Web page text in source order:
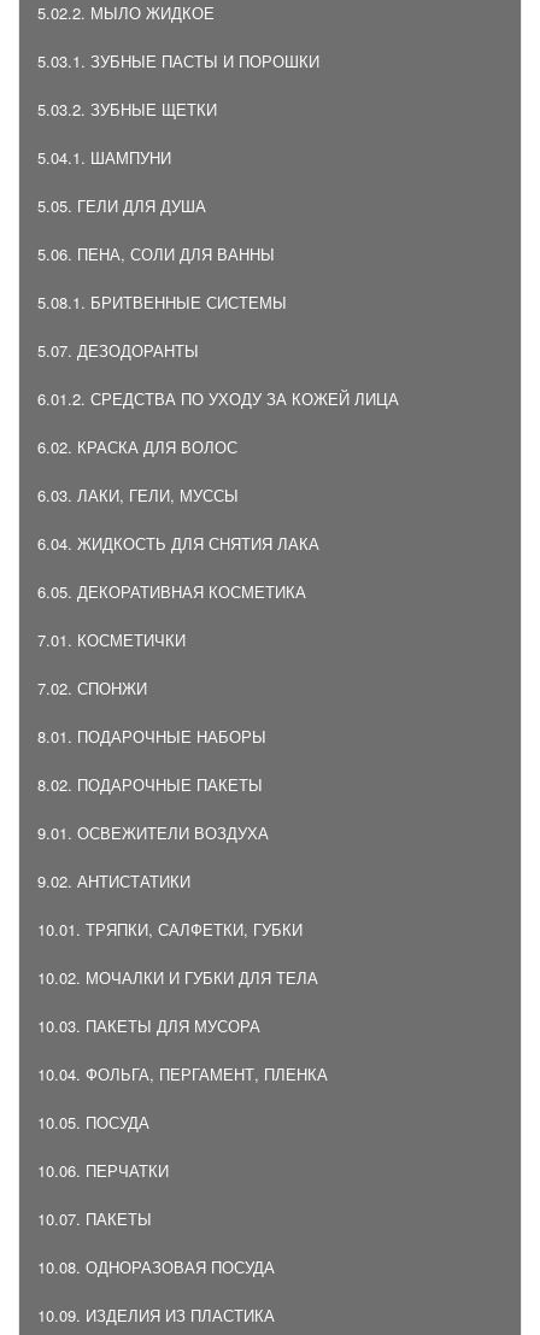
5.02.2. МЫЛО ЖИДКОЕ
5.03.1. ЗУБНЫЕ ПАСТЫ И ПОРОШКИ
5.03.2. ЗУБНЫЕ ЩЕТКИ
5.04.1. ШАМПУНИ
5.05. ГЕЛИ ДЛЯ ДУША
5.06. ПЕНА, СОЛИ ДЛЯ ВАННЫ
5.08.1. БРИТВЕННЫЕ СИСТЕМЫ
5.07. ДЕЗОДОРАНТЫ
6.01.2. СРЕДСТВА ПО УХОДУ ЗА КОЖЕЙ ЛИЦА
6.02. КРАСКА ДЛЯ ВОЛОС
6.03. ЛАКИ, ГЕЛИ, МУССЫ
6.04. ЖИДКОСТЬ ДЛЯ СНЯТИЯ ЛАКА
6.05. ДЕКОРАТИВНАЯ КОСМЕТИКА
7.01. КОСМЕТИЧКИ
7.02. СПОНЖИ
8.01. ПОДАРОЧНЫЕ НАБОРЫ
8.02. ПОДАРОЧНЫЕ ПАКЕТЫ
9.01. ОСВЕЖИТЕЛИ ВОЗДУХА
9.02. АНТИСТАТИКИ
10.01. ТРЯПКИ, САЛФЕТКИ, ГУБКИ
10.02. МОЧАЛКИ И ГУБКИ ДЛЯ ТЕЛА
10.03. ПАКЕТЫ ДЛЯ МУСОРА
10.04. ФОЛЬГА, ПЕРГАМЕНТ, ПЛЕНКА
10.05. ПОСУДА
10.06. ПЕРЧАТКИ
10.07. ПАКЕТЫ
10.08. ОДНОРАЗОВАЯ ПОСУДА
10.09. ИЗДЕЛИЯ ИЗ ПЛАСТИКА